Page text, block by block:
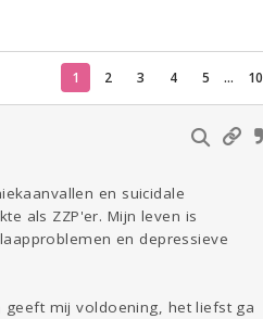
Lezen
1 2 3 4 5 ... 10
en suicidale
als ZZP'er. Mijn leven is
en depressieve
geeft mij voldoening, het liefst ga